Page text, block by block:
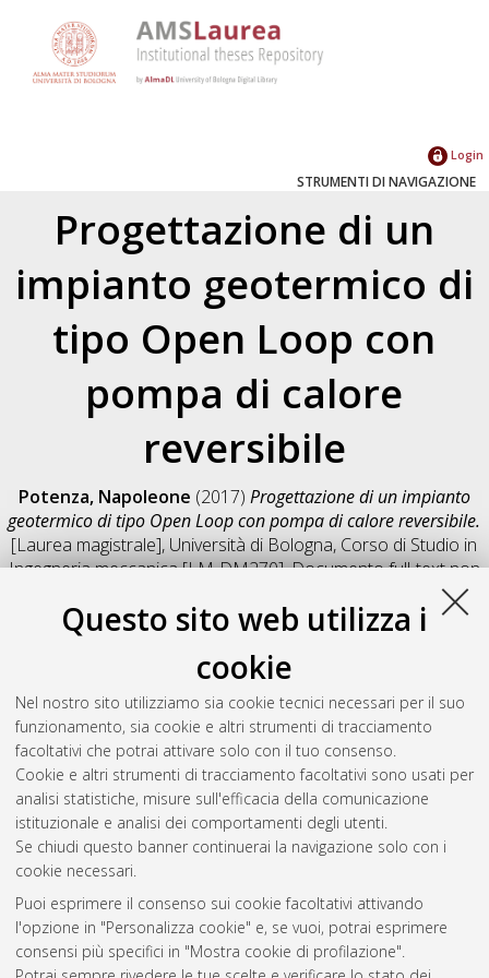
Questo sito web utilizza i
cookie
Nel nostro sito utilizziamo sia cookie tecnici necessari per il suo
funzionamento, sia cookie e altri strumenti di tracciamento
facoltativi che potrai attivare solo con il tuo consenso.
Cookie e altri strumenti di tracciamento facoltativi sono usati per
analisi statistiche, misure sull'efficacia della comunicazione
istituzionale e analisi dei comportamenti degli utenti.
Se chiudi questo banner continuerai la navigazione solo con i
cookie necessari.
Puoi esprimere il consenso sui cookie facoltativi attivando
l'opzione in "Personalizza cookie" e, se vuoi, potrai esprimere
consensi più specifici in "Mostra cookie di profilazione".
Login
STRUMENTI DI NAVIGAZIONE
Progettazione di un
impianto geotermico di
tipo Open Loop con
pompa di calore
reversibile
Potenza, Napoleone (2017) Progettazione di un impianto
geotermico di tipo Open Loop con pompa di calore reversibile.
[Laurea magistrale], Università di Bologna, Corso di Studio in
Ingegneria meccanica [LM-DM270], Documento full-text non
Salva citazione
Condividi
Il full-text non è disponibile per scelta dell'autore. (
Abstract
Altri metadati
Gestione del documento:
Atom
Rss 1.0